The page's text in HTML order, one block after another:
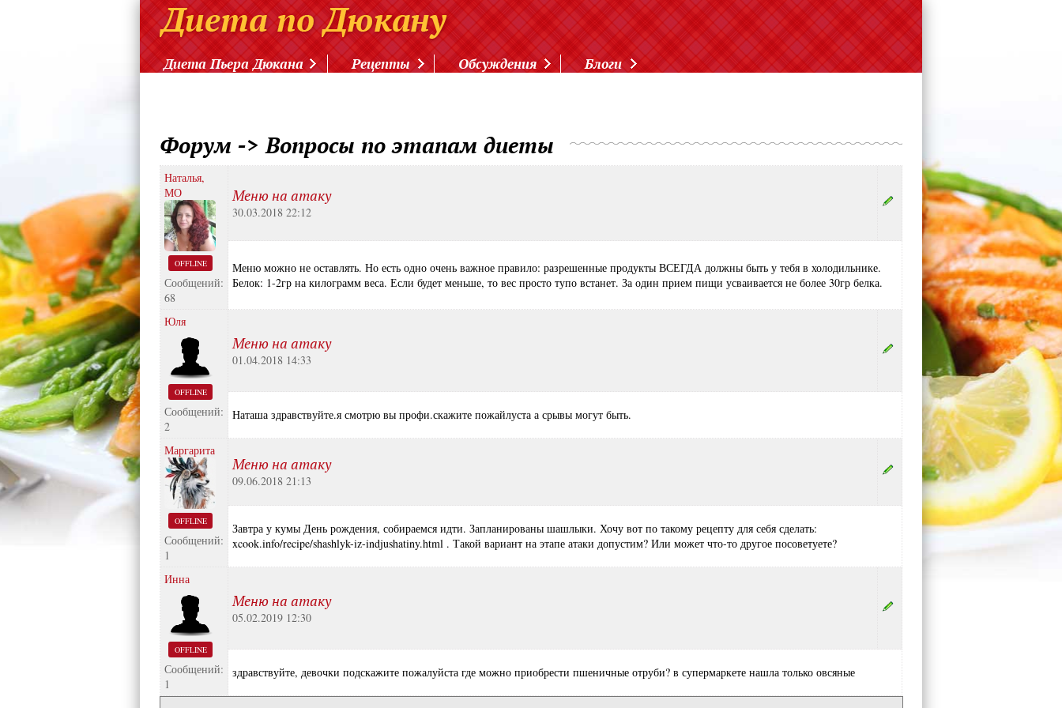
Диета Пьера Дюкана Рецепты Обсуждения Блоги
Форум ->Вопросы по этапам диеты
Наталья,
МО
OFFLINE
Сообщений:
68
Меню на атаку
30.03.2018 22:12
Меню можно не оставлять. Но есть одно очень важное правило: разрешенные продукты ВСЕГДА должны быть у тебя в холодильнике.
Белок: 1-2гр на килограмм веса. Если будет меньше, то вес просто тупо встанет. За один прием пищи усваивается не более 30гр белка.
Юля
OFFLINE
Сообщений:
2
Меню на атаку
01.04.2018 14:33
Наташа здравствуйте.я смотрю вы профи.скажите пожайлуста а срывы могут быть.
Маргарита
OFFLINE
Сообщений:
1
Меню на атаку
09.06.2018 21:13
Завтра у кумы День рождения, собираемся идти. Запланированы шашлыки. Хочу вот по такому рецепту для себя сделать:
xcook.info/recipe/shashlyk-iz-indjushatiny.html . Такой вариант на этапе атаки допустим? Или может что-то другое посоветуете?
Инна
OFFLINE
Сообщений:
1
Меню на атаку
05.02.2019 12:30
здравствуйте, девочки подскажите пожалуйста где можно приобрести пшеничные отруби? в супермаркете нашла только овсяные